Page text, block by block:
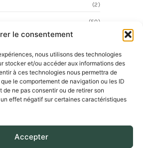
le consentement
nous utilisons des technologies
stocker et/ou accéder aux informations des
à ces technologies nous permettra de
le comportement de navigation ou les ID
de ne pas consentir ou de retirer son
effet négatif sur certaines caractéristiques
Accepter
(2)
(50)